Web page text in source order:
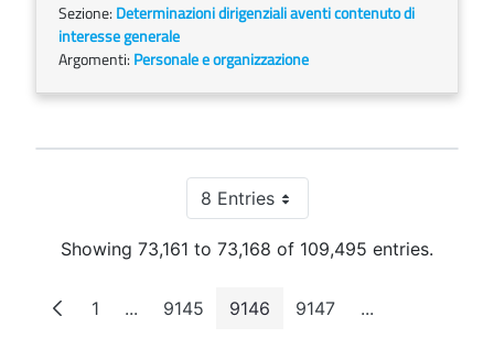
Sezione: Determinazioni dirigenziali aventi contenuto di
interesse generale
Argomenti: Personale e organizzazione
8 EntriesPer Page
Showing 73,161 to 73,168 of 109,495 entries.
Page
1 ...Intermediate Pages
Page
9145 Page
9146 Page
9147 ...Intermediate